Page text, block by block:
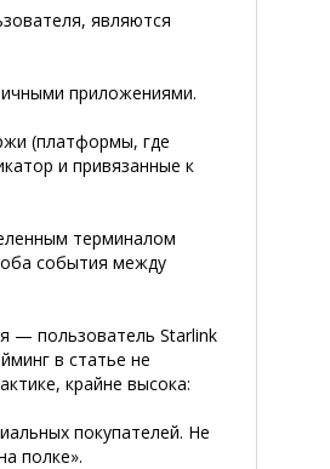
являются
приложениями.
(платформы, где
и привязанные к
терминалом
оба события между
— пользователь Starlink
в статье не
крайне высока:
покупателей. Не
полке».